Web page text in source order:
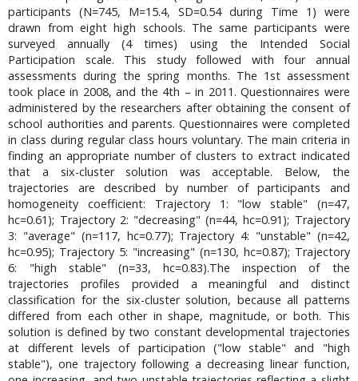
participants (N=745, M=15.4, SD=0.54 during Time 1) were
drawn from eight high schools. The same participants were
surveyed annually (4 times) using the Intended Social
Participation scale. This study followed with four annual
assessments during the spring months. The 1st assessment
took place in 2008, and the 4th – in 2011. Questionnaires were
administered by the researchers after obtaining the consent of
school authorities and parents. Questionnaires were completed
in class during regular class hours voluntary. The main criteria in
finding an appropriate number of clusters to extract indicated
that a six-cluster solution was acceptable. Below, the
trajectories are described by number of participants and
homogeneity coefficient: Trajectory 1: "low stable" (n=47,
hc=0.61); Trajectory 2: "decreasing" (n=44, hc=0.91); Trajectory
3: "average" (n=117, hc=0.77); Trajectory 4: "unstable" (n=42,
hc=0.95); Trajectory 5: "increasing" (n=130, hc=0.87); Trajectory
6: "high stable" (n=33, hc=0.83).The inspection of the
trajectories profiles provided a meaningful and distinct
classification for the six-cluster solution, because all patterns
differed from each other in shape, magnitude, or both. This
solution is defined by two constant developmental trajectories
at different levels of participation ("low stable" and "high
stable"), one trajectory following a decreasing linear function,